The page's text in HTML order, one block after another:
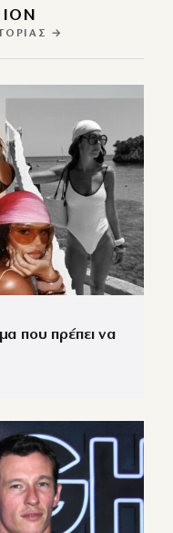
→
που πρέπει να